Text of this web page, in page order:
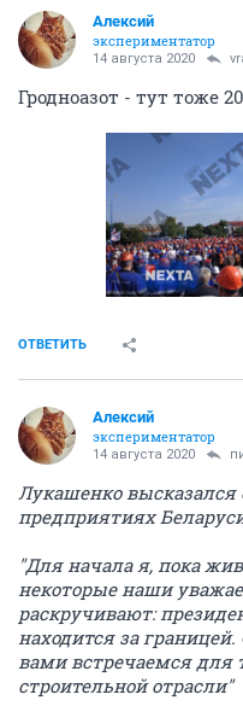
Алексий
экспериментатор
14 августа 2020
Гродноазот - тут тоже
ОТВЕТИТЬ
Алексий
экспериментатор
14 августа 2020
Лукашенко высказался
предприятиях
"Для начала я, пока
некоторые наши
раскручивают:
находится за
вами встречаемся для
строительной отрасли"